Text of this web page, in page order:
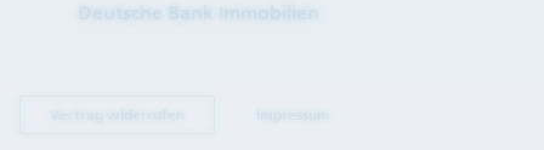
Deutsche Bank Immobilien